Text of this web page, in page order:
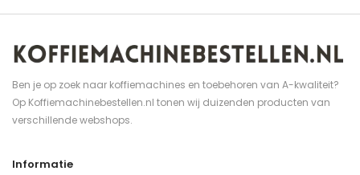
Ben je op zoek naar koffiemachines en toebehoren van A-kwaliteit?
Op Koffiemachinebestellen.nl tonen wij duizenden producten van
verschillende webshops.
Informatie